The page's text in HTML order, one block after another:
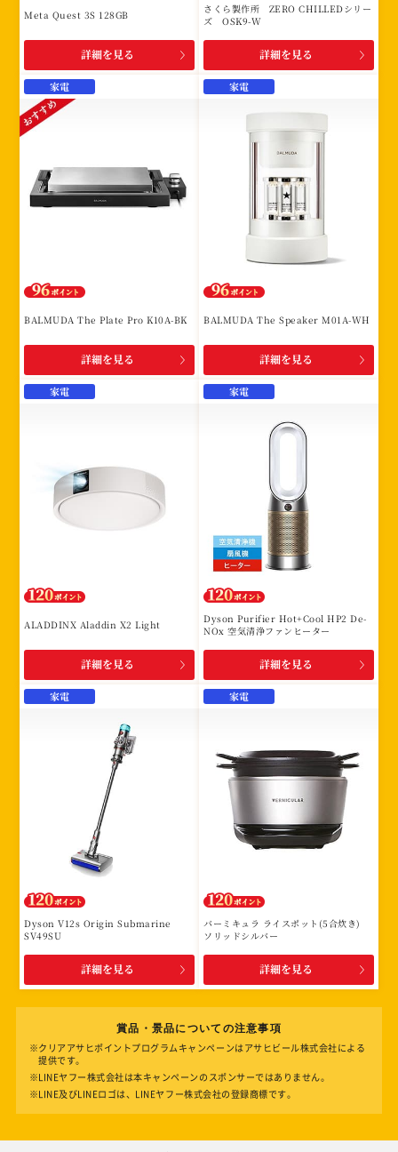
Meta Quest 3S 128GB
詳細を見る
さくら製作所 ZERO CHILLEDシリー
ズ OSK9-W
詳細を見る
家電
BALMUDA The Plate Pro K10A-BK
詳細を見る
家電
BALMUDA The Speaker M01A-WH
詳細を見る
家電
ALADDINX Aladdin X2 Light
詳細を見る
家電
Dyson Purifier Hot+Cool HP2 De-
NOx 空気清浄ファンヒーター
詳細を見る
家電
Dyson V12s Origin Submarine
SV49SU
詳細を見る
家電
バーミキュラ ライスポット(5合炊き)
ソリッドシルバー
詳細を見る
賞品・景品についての注意事項
※クリアアサヒポイントプログラムキャンペーンはアサヒビール株式会社による
提供です。
※LINEヤフー株式会社は本キャンペーンのスポンサーではありません。
※LINE及びLINEロゴは、LINEヤフー株式会社の登録商標です。